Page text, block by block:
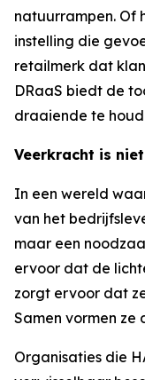
natuurrampen. Of
instelling die
retailmerk dat
DRaaS biedt de
draaiende te
Veerkracht is
In een wereld
van het
maar een
ervoor dat de
zorgt ervoor dat
Samen vormen ze
Organisaties die